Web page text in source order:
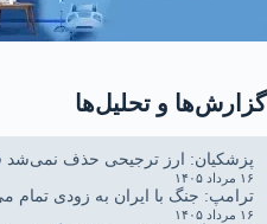
گزارش‌ها و تحلیل‌ها
پزشکیان: ارز ترجیحی حذف
۱۶ مرداد ۱۴۰۵
ترامپ: جنگ با ایران به زودی تمام
۱۶ مرداد ۱۴۰۵